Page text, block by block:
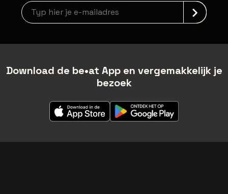
Nieuwsbrief aanmelding
Download de be•at App en vergemakkelijk je
bezoek